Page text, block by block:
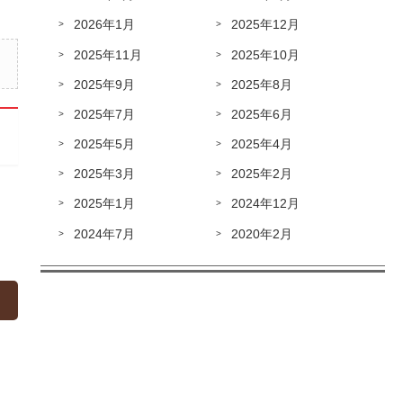
2026年1月 2025年12月
2025年11月 2025年10月
2025年9月 2025年8月
2025年7月 2025年6月
2025年5月 2025年4月
2025年3月 2025年2月
2025年1月 2024年12月
2024年7月 2020年2月